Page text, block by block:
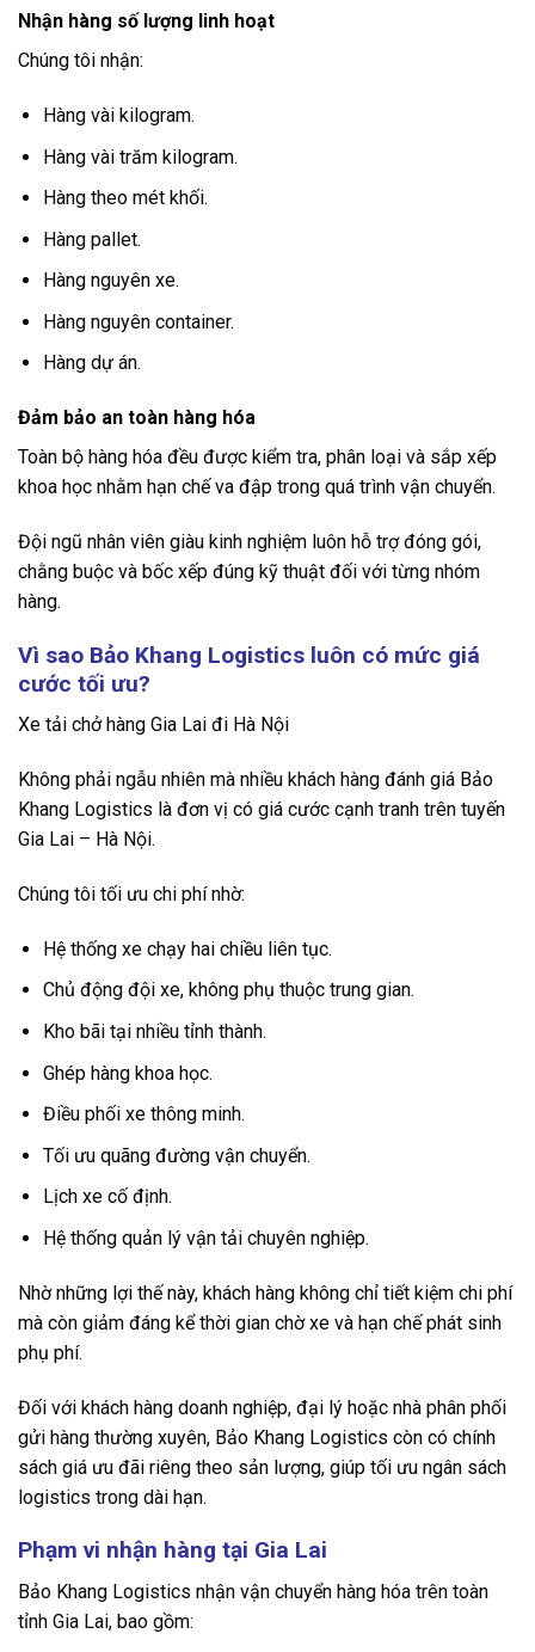
Nhận hàng số lượng linh hoạt
Chúng tôi nhận:
Hàng vài kilogram.
Hàng vài trăm kilogram.
Hàng theo mét khối.
Hàng pallet.
Hàng nguyên xe.
Hàng nguyên container.
Hàng dự án.
Đảm bảo an toàn hàng hóa
Toàn bộ hàng hóa đều được kiểm tra, phân loại và sắp xếp
khoa học nhằm hạn chế va đập trong quá trình vận chuyển.
Đội ngũ nhân viên giàu kinh nghiệm luôn hỗ trợ đóng gói,
chằng buộc và bốc xếp đúng kỹ thuật đối với từng nhóm
hàng.
Vì sao Bảo Khang Logistics luôn có mức giá
cước tối ưu?
Xe tải chở hàng Gia Lai đi Hà Nội
Không phải ngẫu nhiên mà nhiều khách hàng đánh giá Bảo
Khang Logistics là đơn vị có giá cước cạnh tranh trên tuyến
Gia Lai – Hà Nội.
Chúng tôi tối ưu chi phí nhờ:
Hệ thống xe chạy hai chiều liên tục.
Chủ động đội xe, không phụ thuộc trung gian.
Kho bãi tại nhiều tỉnh thành.
Ghép hàng khoa học.
Điều phối xe thông minh.
Tối ưu quãng đường vận chuyển.
Lịch xe cố định.
Hệ thống quản lý vận tải chuyên nghiệp.
Nhờ những lợi thế này, khách hàng không chỉ tiết kiệm chi phí
mà còn giảm đáng kể thời gian chờ xe và hạn chế phát sinh
phụ phí.
Đối với khách hàng doanh nghiệp, đại lý hoặc nhà phân phối
gửi hàng thường xuyên, Bảo Khang Logistics còn có chính
sách giá ưu đãi riêng theo sản lượng, giúp tối ưu ngân sách
logistics trong dài hạn.
Phạm vi nhận hàng tại Gia Lai
Bảo Khang Logistics nhận vận chuyển hàng hóa trên toàn
tỉnh Gia Lai, bao gồm: